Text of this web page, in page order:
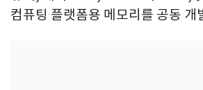
컴퓨팅 플랫폼용 메모리를 공동 개